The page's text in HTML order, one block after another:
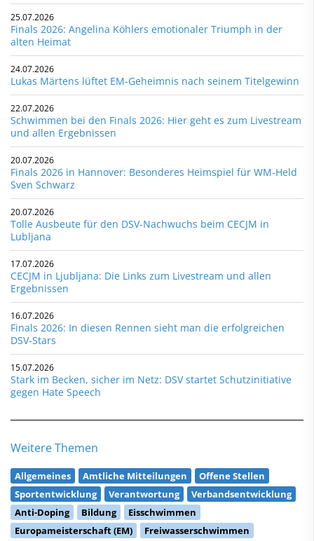
25.07.2026
Finals 2026: Angelina Köhlers emotionaler Triumph in der
alten Heimat
24.07.2026
Lukas Märtens lüftet EM-Geheimnis nach seinem Titelgewinn
22.07.2026
Schwimmen bei den Finals 2026: Hier geht es zum Livestream
und allen Ergebnissen
20.07.2026
Finals 2026 in Hannover: Besonderes Heimspiel für WM-Held
Sven Schwarz
20.07.2026
Tolle Ausbeute für den DSV-Nachwuchs beim CECJM in
Lubljana
17.07.2026
CECJM in Ljubljana: Die Links zum Livestream und allen
Ergebnissen
16.07.2026
Finals 2026: In diesen Rennen sieht man die erfolgreichen
DSV-Stars
15.07.2026
Stark im Becken, sicher im Netz: DSV startet Schutzinitiative
gegen Hate Speech
Weitere Themen
Allgemeines Amtliche Mitteilungen
Offene Stellen
Sportentwicklung
Verantwortung
Verbandsentwicklung
Anti-Doping
Bildung
Eisschwimmen
Europameisterschaft (EM)
Freiwasserschwimmen